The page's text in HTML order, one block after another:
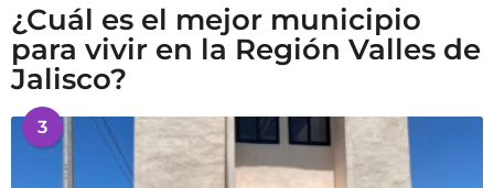
¿Cuál es el mejor municipio
para vivir en la Región Valles de
Jalisco?
3